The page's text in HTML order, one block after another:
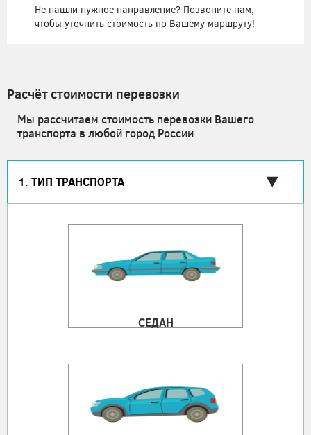
Не нашли нужное направление? Позвоните нам,
чтобы уточнить стоимость по Вашему маршруту!
Расчёт стоимости перевозки
Мы рассчитаем стоимость перевозки Вашего
транспорта в любой город России
1. ТИП ТРАНСПОРТА
СЕДАН